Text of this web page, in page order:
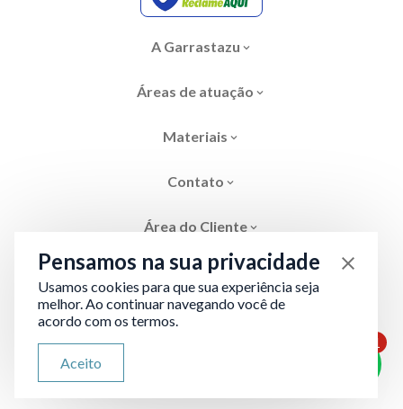
A Garrastazu
Áreas de atuação
Materiais
Contato
Área do Cliente
Área restrita 1
Pensamos na sua privacidade
Usamos cookies para que sua experiência seja
melhor. Ao continuar navegando você de
acordo com os termos.
Aceito